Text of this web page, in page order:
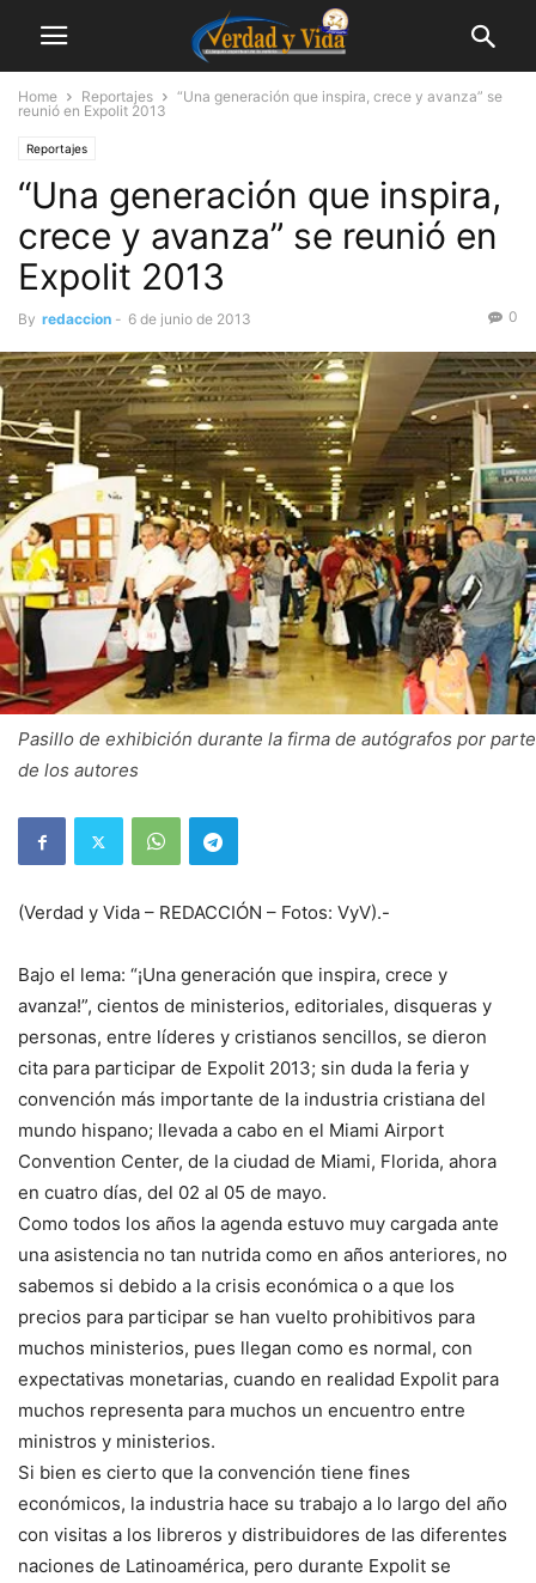
Home Reportajes
“Una generación que inspira, crece y avanza” se
reunió en Expolit 2013
Reportajes
“Una generación que inspira,
crece y avanza” se reunió en
Expolit 2013
By redaccion - 6 de junio de 2013 0
Pasillo de exhibición durante la firma de autógrafos por parte
de los autores
(Verdad y Vida – REDACCIÓN – Fotos: VyV).-
Bajo el lema: “¡Una generación que inspira, crece y
avanza!”, cientos de ministerios, editoriales, disqueras y
personas, entre líderes y cristianos sencillos, se dieron
cita para participar de Expolit 2013; sin duda la feria y
convención más importante de la industria cristiana del
mundo hispano; llevada a cabo en el Miami Airport
Convention Center, de la ciudad de Miami, Florida, ahora
en cuatro días, del 02 al 05 de mayo.
Como todos los años la agenda estuvo muy cargada ante
una asistencia no tan nutrida como en años anteriores, no
sabemos si debido a la crisis económica o a que los
precios para participar se han vuelto prohibitivos para
muchos ministerios, pues llegan como es normal, con
expectativas monetarias, cuando en realidad Expolit para
muchos representa para muchos un encuentro entre
ministros y ministerios.
Si bien es cierto que la convención tiene fines
económicos, la industria hace su trabajo a lo largo del año
con visitas a los libreros y distribuidores de las diferentes
naciones de Latinoamérica, pero durante Expolit se